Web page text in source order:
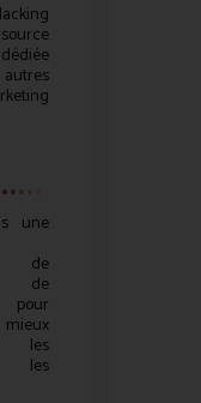
une
de
de
pour
les
les